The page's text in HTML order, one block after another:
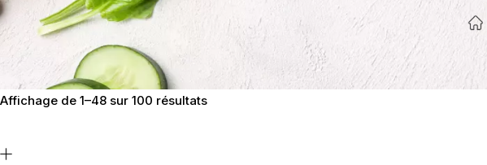
Affichage de 1–48 sur 100 résultats